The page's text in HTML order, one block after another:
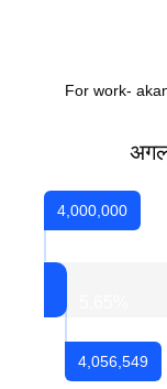
For work-
4,000,000
4,056,549